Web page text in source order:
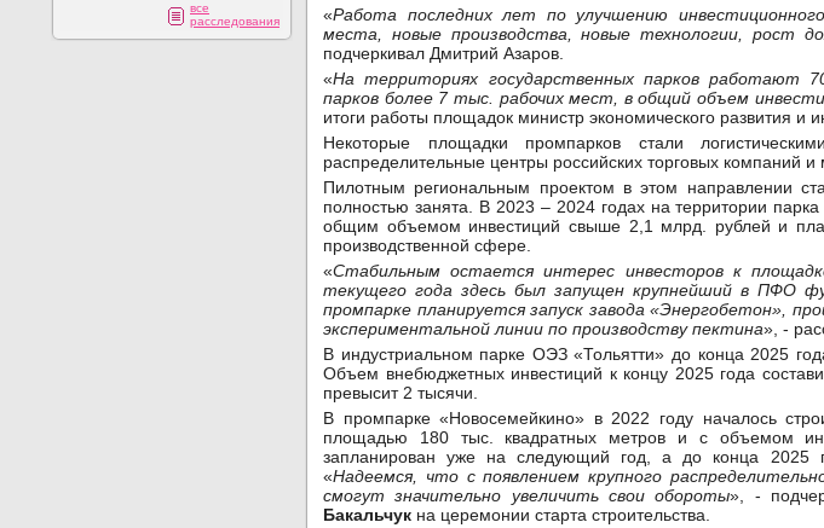
все
расследования
«Работа последних лет по улучшению
места, новые производства, новые технологии, рост
подчеркивал Дмитрий Азаров.
«На территориях государственных парков работают
парков более 7 тыс. рабочих мест, в общий объем
итоги работы площадок министр экономического развития и
Некоторые площадки промпарков стали
распределительные центры российских торговых компаний и
Пилотным региональным проектом в этом направлении
полностью занята. В 2023 – 2024 годах на территории
общим объемом инвестиций свыше 2,1 млрд. рублей и
производственной сфере.
«Стабильным остается интерес инвесторов к
текущего года здесь был запущен крупнейший в ПФО
промпарке планируется запуск завода «Энергобетон»,
экспериментальной линии по производству пектина», -
В индустриальном парке ОЭЗ «Тольятти» до конца 2025
Объем внебюджетных инвестиций к концу 2025 года
превысит 2 тысячи.
В промпарке «Новосемейкино» в 2022 году началось
площадью 180 тыс. квадратных метров и с объемом
запланирован уже на следующий год, а до конца 2025
«Надеемся, что с появлением крупного
смогут значительно увеличить свои обороты», -
Бакальчук на церемонии старта строительства.